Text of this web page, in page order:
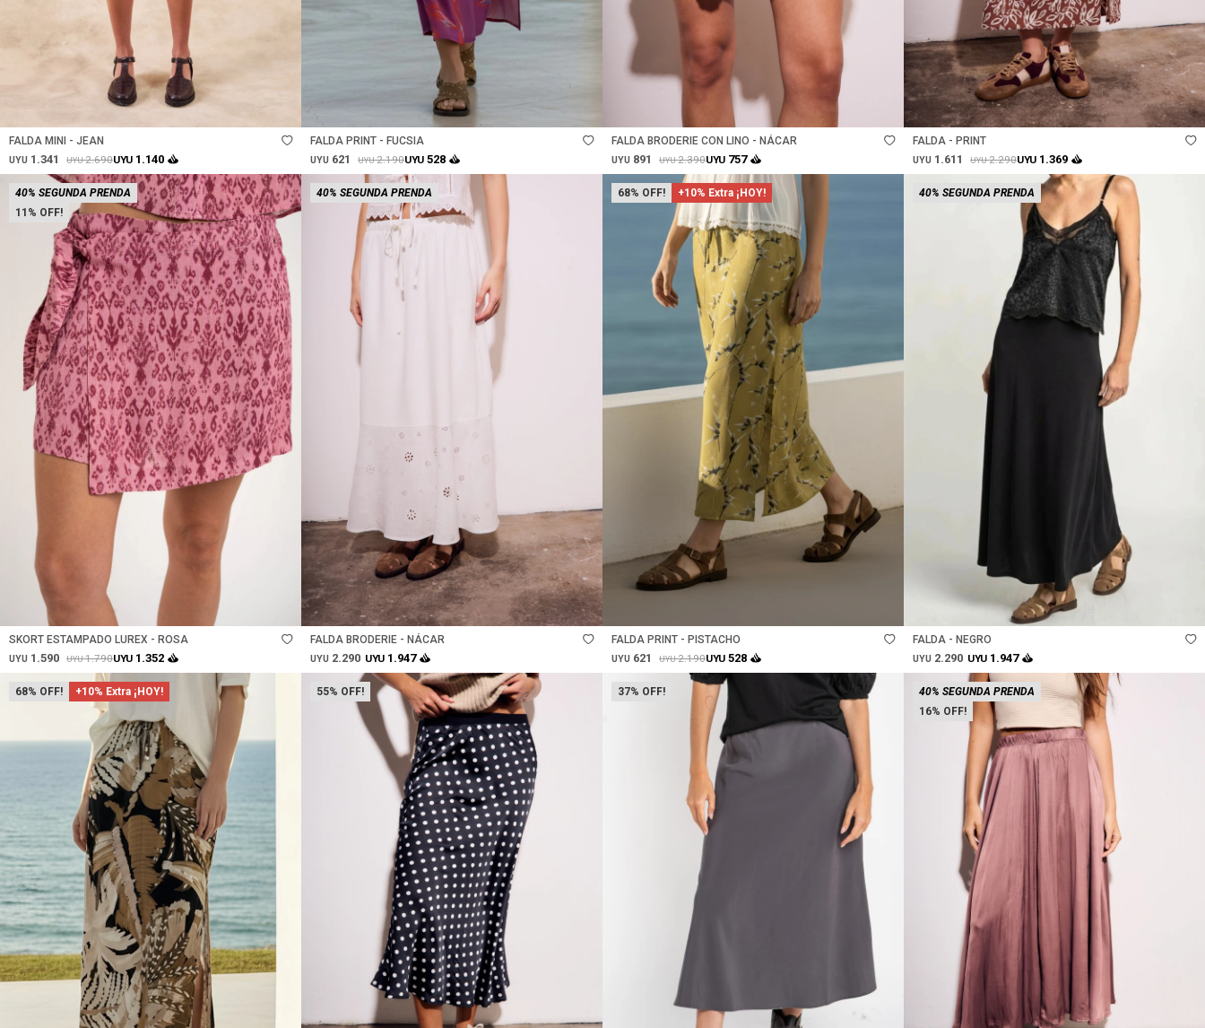
FALDA MINI - JEAN
UYU 1.341 UYU2.690UYU 1.140
FALDA PRINT - FUCSIA
UYU 621 UYU2.190UYU 528
FALDA BRODERIE CON LINO - NÁCAR
UYU 891 UYU2.390UYU 757
Talle
FALDA - PRINT
UYU 1.611 UYU2.290UYU 1.369
11
40% SEGUNDA PRENDA
SKORT ESTAMPADO LUREX - ROSA
UYU 1.590 UYU1.790UYU 1.352
40% SEGUNDA PRENDA
Talle
FALDA BRODERIE - NÁCAR
UYU 2.290 UYU 1.947
68 +10% Extra ¡HOY!
FALDA PRINT - PISTACHO
UYU 621 UYU2.190UYU 528
40% SEGUNDA PRENDA
Talle
FALDA - NEGRO
UYU 2.290 UYU 1.947
68 +10% Extra ¡HOY! 55 37
16
40% SEGUNDA PRENDA